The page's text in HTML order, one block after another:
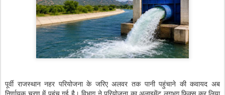
पूर्वी राजस्थान नहर परियोजना के जरिए अलवर तक पानी पहुंचाने की कवायद अब
निर्णायक चरण में पहुंच गई है। विभाग ने परियोजना का अलाइमेंट लगभग फिक्स कर लिया